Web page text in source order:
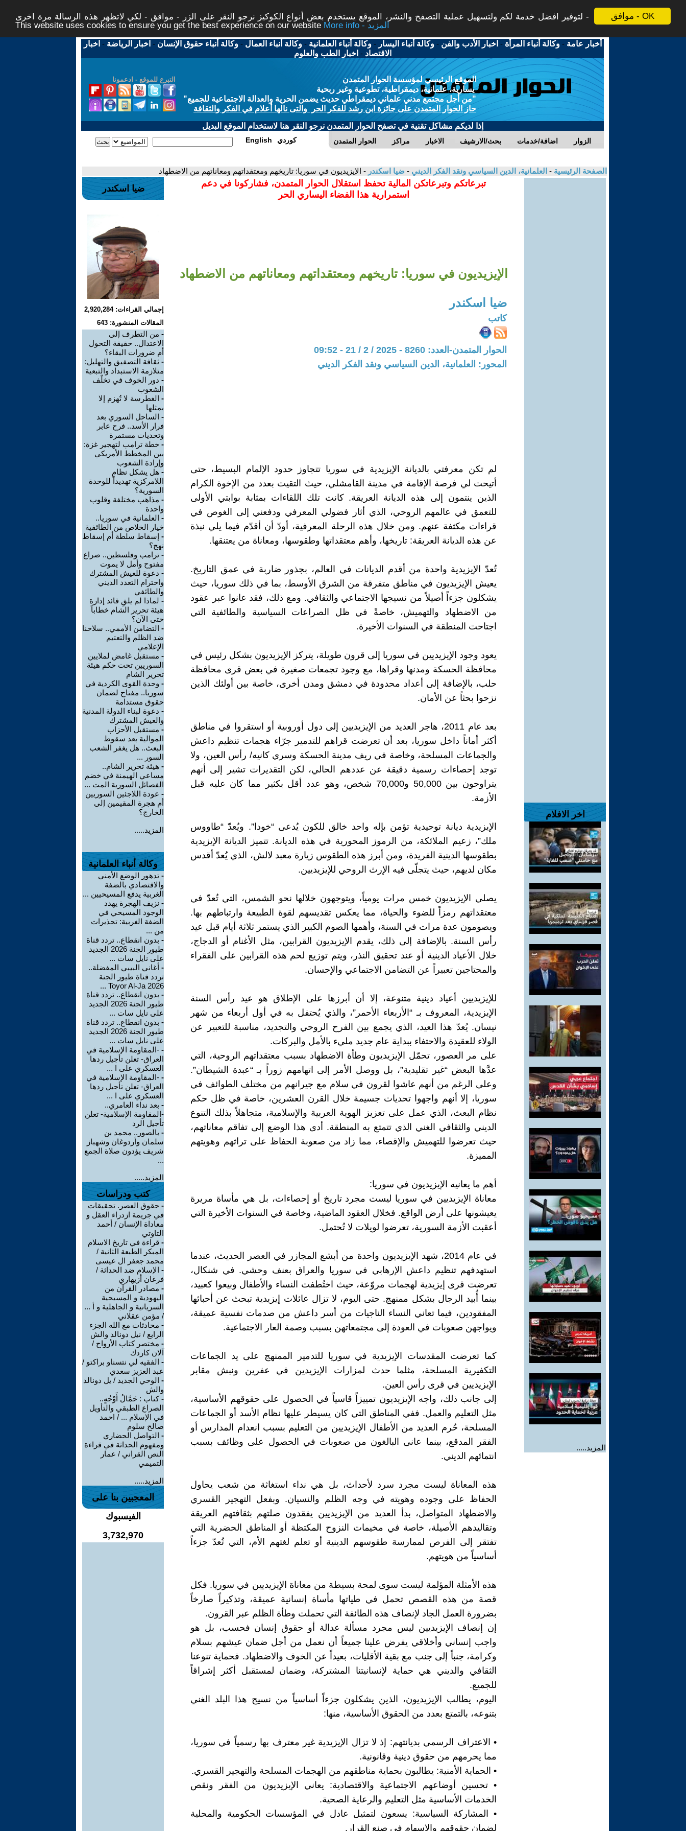
موافق - OK
لتوفير افضل خدمة لكم ولتسهيل عملية التصفح والنشر، الموقع يستخدم بعض أنواع الكوكيز نرجو النقر على الزر - موافق - لكي لاتظهر هذه الرسالة مرة اخرى -
This website uses cookies to ensure you get the best experience on our website
More info - المزيد
أخبار عامة -وكالة أنباء المرأة - اخبار الأدب والفن -وكالة أنباء اليسار -وكالة أنباء العلمانية -وكالة أنباء العمال -وكالة أنباء حقوق الإنسان - اخبار الرياضة - اخبار
الاقتصاد - اخبار الطب والعلوم
التبرع للموقع - ادعمونا
الموقع الرئيسي لمؤسسة الحوار المتمدن
يسارية، علمانية، ديمقراطية، تطوعية وغير ربحية
"من أجل مجتمع مدني علماني ديمقراطي حديث يضمن الحرية والعدالة الاجتماعية للجميع"
حاز الحوار المتمدن على جائزة ابن رشد للفكر الحر والتى نالها أعلام في الفكر والثقافة
إذا لديكم مشاكل تقنية في تصفح الحوار المتمدن نرجو النقر هنا لاستخدام الموقع البديل
الحوار المتمدن مراكز الاخبار بحث/الارشيف اضافة/خدمات الزوار English كوردي
الصفحة الرئيسية - العلمانية، الدين السياسي ونقد الفكر الديني - ضيا اسكندر - الإيزيديون في سوريا: تاريخهم ومعتقداتهم ومعاناتهم من الاضطهاد
اخر الافلام
المزيد.....
تبرعاتكم وتبرعاتكن المالية تحفظ استقلال الحوار المتمدن، فشاركونا في دعم
استمرارية هذا الفضاء اليساري الحر
الإيزيديون في سوريا: تاريخهم ومعتقداتهم ومعاناتهم من الاضطهاد
ضيا اسكندر
كاتب
الحوار المتمدن-العدد: 8260 - 2025 / 2 / 21 - 09:52
المحور: العلمانية، الدين السياسي ونقد الفكر الديني
لم تكن معرفتي بالديانة الإيزيدية في سوريا تتجاوز حدود الإلمام البسيط، حتى
أتيحت لي فرصة الإقامة في مدينة القامشلي، حيث التقيت بعدد من الإخوة الكرام
الذين ينتمون إلى هذه الديانة العريقة. كانت تلك اللقاءات بمثابة بوابتي الأولى
للتعمق في عالمهم الروحي، الذي أثار فضولي المعرفي ودفعني إلى الغوص في
قراءات مكثفة عنهم. ومن خلال هذه الرحلة المعرفية، أودّ أن أقدّم فيما يلي نبذة
عن هذه الديانة العريقة: تاريخها، وأهم معتقداتها وطقوسها، ومعاناة من يعتنقها.
تُعدّ الإيزيدية واحدة من أقدم الديانات في العالم، بجذور ضاربة في عمق التاريخ.
يعيش الإيزيديون في مناطق متفرقة من الشرق الأوسط، بما في ذلك سوريا، حيث
يشكلون جزءاً أصيلاً من نسيجها الاجتماعي والثقافي. ومع ذلك، فقد عانوا عبر عقود
من الاضطهاد والتهميش، خاصةً في ظل الصراعات السياسية والطائفية التي
اجتاحت المنطقة في السنوات الأخيرة.
يعود وجود الإيزيديين في سوريا إلى قرون طويلة، يتركز الإيزيديون بشكل رئيس في
محافظة الحسكة ومدنها وقراها، مع وجود تجمعات صغيرة في بعض قرى محافظة
حلب، بالإضافة إلى أعداد محدودة في دمشق ومدن أخرى، خاصة بين أولئك الذين
نزحوا بحثاً عن الأمان.
بعد عام 2011، هاجر العديد من الإيزيديين إلى دول أوروبية أو استقروا في مناطق
أكثر أماناً داخل سوريا، بعد أن تعرضت قراهم للتدمير جرّاء هجمات تنظيم داعش
والجماعات المسلحة، وخاصة في ريف مدينة الحسكة وسري كانيه/ رأس العين، ولا
توجد إحصاءات رسمية دقيقة عن عددهم الحالي، لكن التقديرات تشير إلى أنهم
يتراوحون بين 50,000 و70,000 شخص، وهو عدد أقل بكثير مما كان عليه قبل
الأزمة.
الإيزيدية ديانة توحيدية تؤمن بإله واحد خالق للكون يُدعى “خودا”. ويُعدّ “طاووس
ملك”، زعيم الملائكة، من الرموز المحورية في هذه الديانة. تتميز الديانة الإيزيدية
بطقوسها الدينية الفريدة، ومن أبرز هذه الطقوس زيارة معبد لالش، الذي يُعدّ أقدس
مكان لديهم، حيث يتجلّى فيه الإرث الروحي للإيزيديين.
يصلي الإيزيديون خمس مرات يومياً، ويتوجهون خلالها نحو الشمس، التي تُعدّ في
معتقداتهم رمزاً للضوء والحياة، مما يعكس تقديسهم لقوة الطبيعة وارتباطهم بها.
ويصومون عدة مرات في السنة، وأهمها الصوم الكبير الذي يستمر ثلاثة أيام قبل عيد
رأس السنة. بالإضافة إلى ذلك، يقدم الإيزيديون القرابين، مثل الأغنام أو الدجاج،
خلال الأعياد الدينية أو عند تحقيق النذر، ويتم توزيع لحم هذه القرابين على الفقراء
والمحتاجين تعبيراً عن التضامن الاجتماعي والإحسان.
للإيزيديين أعياد دينية متنوعة، إلا أن أبرزها على الإطلاق هو عيد رأس السنة
الإيزيدية، المعروف بـ “الأربعاء الأحمر”، والذي يُحتفل به في أول أربعاء من شهر
نيسان. يُعدّ هذا العيد، الذي يجمع بين الفرح الروحي والتجديد، مناسبة للتعبير عن
الولاء للعقيدة والاحتفاء ببداية عام جديد مليء بالأمل والبركات.
على مر العصور، تحمّل الإيزيديون وطأة الاضطهاد بسبب معتقداتهم الروحية، التي
عدَّها البعض “غير تقليدية”، بل ووصل الأمر إلى اتهامهم زوراً بـ “عبدة الشيطان”.
وعلى الرغم من أنهم عاشوا لقرون في سلام مع جيرانهم من مختلف الطوائف في
سوريا، إلا أنهم واجهوا تحديات جسيمة خلال القرن العشرين، خاصة في ظل حكم
نظام البعث، الذي عمل على تعزيز الهوية العربية والإسلامية، متجاهلاً بذلك التنوع
الديني والثقافي الغني الذي تتمتع به المنطقة. أدى هذا الوضع إلى تفاقم معاناتهم،
حيث تعرضوا للتهميش والإقصاء، مما زاد من صعوبة الحفاظ على تراثهم وهويتهم
المميزة.
أهم ما يعانيه الإيزيديون في سوريا:
معاناة الإيزيديين في سوريا ليست مجرد تاريخ أو إحصاءات، بل هي مأساة مريرة
يعيشونها على أرض الواقع. فخلال العقود الماضية، وخاصة في السنوات الأخيرة التي
أعقبت الأزمة السورية، تعرضوا لويلات لا تُحتمل.
في عام 2014، شهد الإيزيديون واحدة من أبشع المجازر في العصر الحديث، عندما
استهدفهم تنظيم داعش الإرهابي في سوريا والعراق بعنف وحشي. في شنكال،
تعرضت قرى إيزيدية لهجمات مروّعة، حيث اختُطفت النساء والأطفال وبيعوا كعبيد،
بينما أُبيد الرجال بشكل ممنهج. حتى اليوم، لا تزال عائلات إيزيدية تبحث عن أحبائها
المفقودين، فيما تعاني النساء الناجيات من أسر داعش من صدمات نفسية عميقة،
ويواجهن صعوبات في العودة إلى مجتمعاتهن بسبب وصمة العار الاجتماعية.
كما تعرضت المقدسات الإيزيدية في سوريا للتدمير الممنهج على يد الجماعات
التكفيرية المسلحة، مثلما حدث لمزارات الإيزيدين في عفرين ونبش مقابر
الإيزيديين في قرى رأس العين.
إلى جانب ذلك، واجه الإيزيديون تمييزاً قاسياً في الحصول على حقوقهم الأساسية،
مثل التعليم والعمل. ففي المناطق التي كان يسيطر عليها نظام الأسد أو الجماعات
المسلحة، حُرم العديد من الأطفال الإيزيديين من التعليم بسبب انعدام المدارس أو
الفقر المدقع، بينما عانى البالغون من صعوبات في الحصول على وظائف بسبب
انتمائهم الديني.
هذه المعاناة ليست مجرد سرد لأحداث، بل هي نداء استغاثة من شعب يحاول
الحفاظ على وجوده وهويته في وجه الظلم والنسيان. وبفعل التهجير القسري
والاضطهاد المتواصل، بدأ العديد من الإيزيديين يفقدون صلتهم بثقافتهم العريقة
وتقاليدهم الأصيلة، خاصة في مخيمات النزوح المكتظة أو المناطق الحضرية التي
تفتقر إلى الفرص لممارسة طقوسهم الدينية أو تعلم لغتهم الأم، التي تُعدّ جزءاً
أساسياً من هويتهم.
هذه الأمثلة المؤلمة ليست سوى لمحة بسيطة من معاناة الإيزيديين في سوريا. فكل
قصة من هذه القصص تحمل في طياتها مأساة إنسانية عميقة، وتذكيراً صارخاً
بضرورة العمل الجاد لإنصاف هذه الطائفة التي تحملت وطأة الظلم عبر القرون.
إن إنصاف الإيزيديين ليس مجرد مسألة عدالة أو حقوق إنسان فحسب، بل هو
واجب إنساني وأخلاقي يفرض علينا جميعاً أن نعمل من أجل ضمان عيشهم بسلام
وكرامة، جنباً إلى جنب مع بقية الأقليات، بعيداً عن الخوف والاضطهاد. فحماية تنوعنا
الثقافي والديني هي حماية لإنسانيتنا المشتركة، وضمان لمستقبل أكثر إشراقاً
للجميع.
اليوم، يطالب الإيزيديون، الذين يشكلون جزءاً أساسياً من نسيج هذا البلد الغني
بتنوعه، بالتمتع بعدد من الحقوق الأساسية، منها:
• الاعتراف الرسمي بديانتهم: إذ لا تزال الإيزيدية غير معترف بها رسمياً في سوريا،
مما يحرمهم من حقوق دينية وقانونية.
• الحماية الأمنية: يطالبون بحماية مناطقهم من الهجمات المسلحة والتهجير القسري.
• تحسين أوضاعهم الاجتماعية والاقتصادية: يعاني الإيزيديون من الفقر ونقص
الخدمات الأساسية مثل التعليم والرعاية الصحية.
• المشاركة السياسية: يسعون لتمثيل عادل في المؤسسات الحكومية والمحلية
لضمان حقوقهم والإسهام في صنع القرار.
ضيا اسكندر
إجمالي القراءات: 2,920,284
المقالات المنشورة: 643
- من التطرف إلى
الاعتدال.. حقيقة التحول
أم ضرورات البقاء؟
- ثقافة التصفيق والتهليل:
متلازمة الاستبداد والتبعية
- دور الخوف في تخلّف
الشعوب
- الغطرسة لا تُهزم إلا
بمثلها
- الساحل السوري بعد
فرار الأسد.. فرح عابر
وتحديات مستمرة
- خطة ترامب لتهجير غزة:
بين المخطط الأمريكي
وإرادة الشعوب
- هل يشكل نظام
اللامركزية تهديداً للوحدة
السورية؟
- مذاهب مختلفة وقلوب
واحدة
- العلمانية في سوريا..
خيار الخلاص من الطائفية
- إسقاط سلطة أم إسقاط
نهج؟
- ترامب وفلسطين.. صراع
مفتوح وأمل لا يموت
- دعوة للعيش المشترك
واحترام التعدد الديني
والطائفي
- لماذا لم يلقِ قائد إدارة
هيئة تحرير الشام خطاباً
حتى الآن؟
- التضامن الأممي.. سلاحنا
ضد الظلم والتعتيم
الإعلامي
- مستقبل غامض لملايين
السوريين تحت حكم هيئة
تحرير الشام
- وحدة القوى الكردية في
سوريا.. مفتاح لضمان
حقوق مستدامة
- دعوة لبناء الدولة المدنية
والعيش المشترك
- مستقبل الأحزاب
الموالية بعد سقوط
البعث.. هل يغفر الشعب
السور ...
- هيئة تحرير الشام..
مساعي الهيمنة في خضم
الفصائل السورية المت ...
- عودة اللاجئين السوريين
أم هجرة المقيمين إلى
الخارج؟
المزيد.....
وكالة أنباء العلمانية
- تدهور الوضع الأمني
والاقتصادي بالضفة
الغربية يدفع المسيحيين ...
- نزيف الهجرة يهدد
الوجود المسيحي في
الضفة الغربية: تحذيرات
من ...
- بدون انقطاع.. تردد قناة
طيور الجنة 2026 الجديد
على نايل سات ...
- أغاني البيبي المفضلة..
تردد قناة طيور الجنة
2026 Toyor Al-Ja ...
- بدون انقطاع.. تردد قناة
طيور الجنة 2026 الجديد
على نايل سات ...
- بدون انقطاع.. تردد قناة
طيور الجنة 2026 الجديد
على نايل سات ...
- -المقاومة الإسلامية في
العراق- تعلن تأجيل ردها
العسكري على ا ...
- -المقاومة الإسلامية في
العراق- تعلن تأجيل ردها
العسكري على ا ...
- بعد نداء العامري..
-المقاومة الإسلامية- تعلن
تأجيل الرد
- بالصور.. محمد بن
سلمان وأردوغان وشهباز
شريف يؤدون صلاة الجمع
...
المزيد.....
كتب ودراسات
- حقوق العصر. تحقيقات
في جريمة ازدراء العقل و
معاداة الإنسان / أحمد
التاوتي
- قراءة في تاريخ الاسلام
المبكر الطبعة الثانية /
محمد جعفر ال عيسى
- الإسلام ضد الحداثة /
فرغان أزيهاري
- مصادر القرآن من
اليهودية و المسيحية
السريانية و الجاهلية و أ ...
/ مؤمن عقلاني
- محادثات مع الله الجزء
الرابع / نيل دونالد والش
- مختصر كتاب الأرواح /
آلان كاردك
- الفقيه لي نتسناو براكتو /
عبد العزيز سعدي
- الوحي الجديد / يل دونالد
والش
-كتاب : حَمَّالُ أَوْجُهٍ..
الصراع الطبقي والتأويل
في الإسلام ... / احمد
صالح سلوم
- التواصل الحضاري
ومفهوم الحداثة في قراءة
النص القراني / عمار
التميمي
المزيد.....
المعجبين بنا على
الفيسبوك
3,732,970